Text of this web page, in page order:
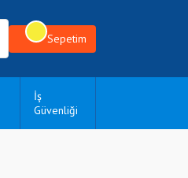
Sepetim
İş
Güvenliği